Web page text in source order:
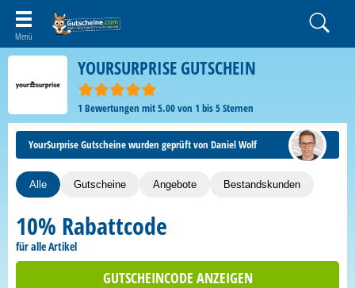
YOURSURPRISE GUTSCHEIN
1 Bewertungen mit5.00von 1 bis5Sternen
YourSurprise Gutscheine wurden geprüft von Daniel Wolf
Alle Gutscheine Angebote Bestandskunden
10% Rabattcode
für alle Artikel
GUTSCHEINCODE ANZEIGEN